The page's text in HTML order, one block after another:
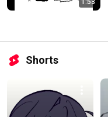
1:53
Shorts